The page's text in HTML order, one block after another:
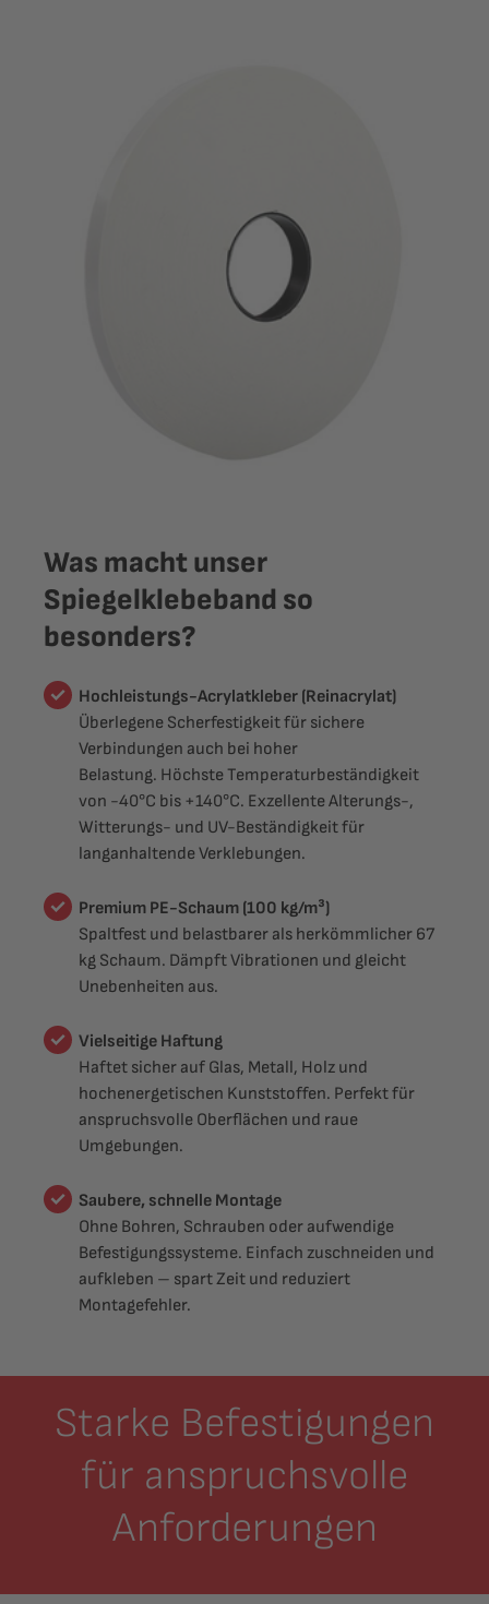
Was macht unser
Spiegelklebeband so
besonders?
Hochleistungs-Acrylatkleber (Reinacrylat)
Überlegene Scherfestigkeit für sichere
Verbindungen auch bei hoher
Belastung. Höchste Temperaturbeständigkeit
von -40°C bis +140°C. Exzellente Alterungs-,
Witterungs- und UV-Beständigkeit für
langanhaltende Verklebungen.
Premium PE-Schaum (100 kg/m³)
Spaltfest und belastbarer als herkömmlicher 67
kg Schaum. Dämpft Vibrationen und gleicht
Unebenheiten aus.
Vielseitige Haftung
Haftet sicher auf Glas, Metall, Holz und
hochenergetischen Kunststoffen. Perfekt für
anspruchsvolle Oberflächen und raue
Umgebungen.
Saubere, schnelle Montage
Ohne Bohren, Schrauben oder aufwendige
Befestigungssysteme. Einfach zuschneiden und
aufkleben – spart Zeit und reduziert
Montagefehler.
Starke Befestigungen
für anspruchsvolle
Anforderungen